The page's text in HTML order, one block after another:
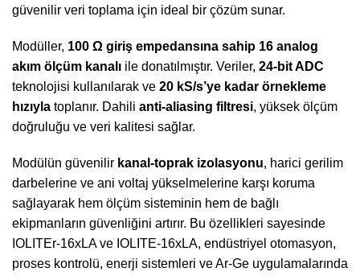
güvenilir veri toplama için ideal bir çözüm sunar.
Modüller, 100 Ω giriş empedansına sahip 16 analog
akım ölçüm kanalı ile donatılmıştır. Veriler, 24-bit ADC
teknolojisi kullanılarak ve 20 kS/s’ye kadar örnekleme
hızıyla toplanır. Dahili anti-aliasing filtresi, yüksek ölçüm
doğruluğu ve veri kalitesi sağlar.
Modülün güvenilir kanal-toprak izolasyonu, harici gerilim
darbelerine ve ani voltaj yükselmelerine karşı koruma
sağlayarak hem ölçüm sisteminin hem de bağlı
ekipmanların güvenliğini artırır. Bu özellikleri sayesinde
IOLITEr-16xLA ve IOLITE-16xLA, endüstriyel otomasyon,
proses kontrolü, enerji sistemleri ve Ar-Ge uygulamalarında